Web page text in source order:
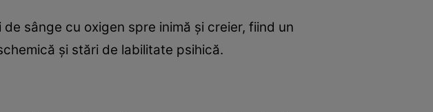
sânge cu oxigen spre inimă şi creier, fiind un
şi stări de labilitate psihică.